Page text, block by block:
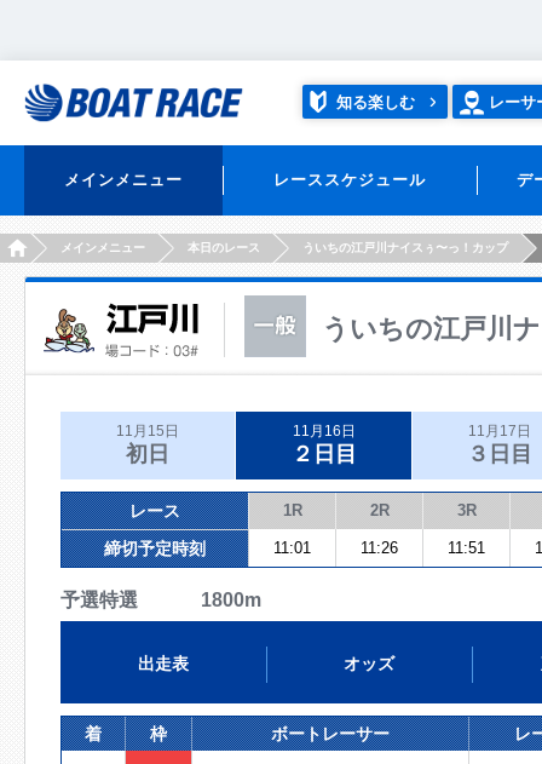
知る楽しむ レーサ
メインメニュー レーススケジュール デ
HOMEメインメニュー 本日のレース ういちの江戸川ナイスぅ〜っ！カップ
ういちの江戸川
11月15日
初日
11月16日
２日目
11月17日
３日目
レース 1R 2R 3R
締切予定時刻 11:01 11:26 11:51
予選特選 1800m
出走表 オッズ
着 枠 ボートレーサー レ